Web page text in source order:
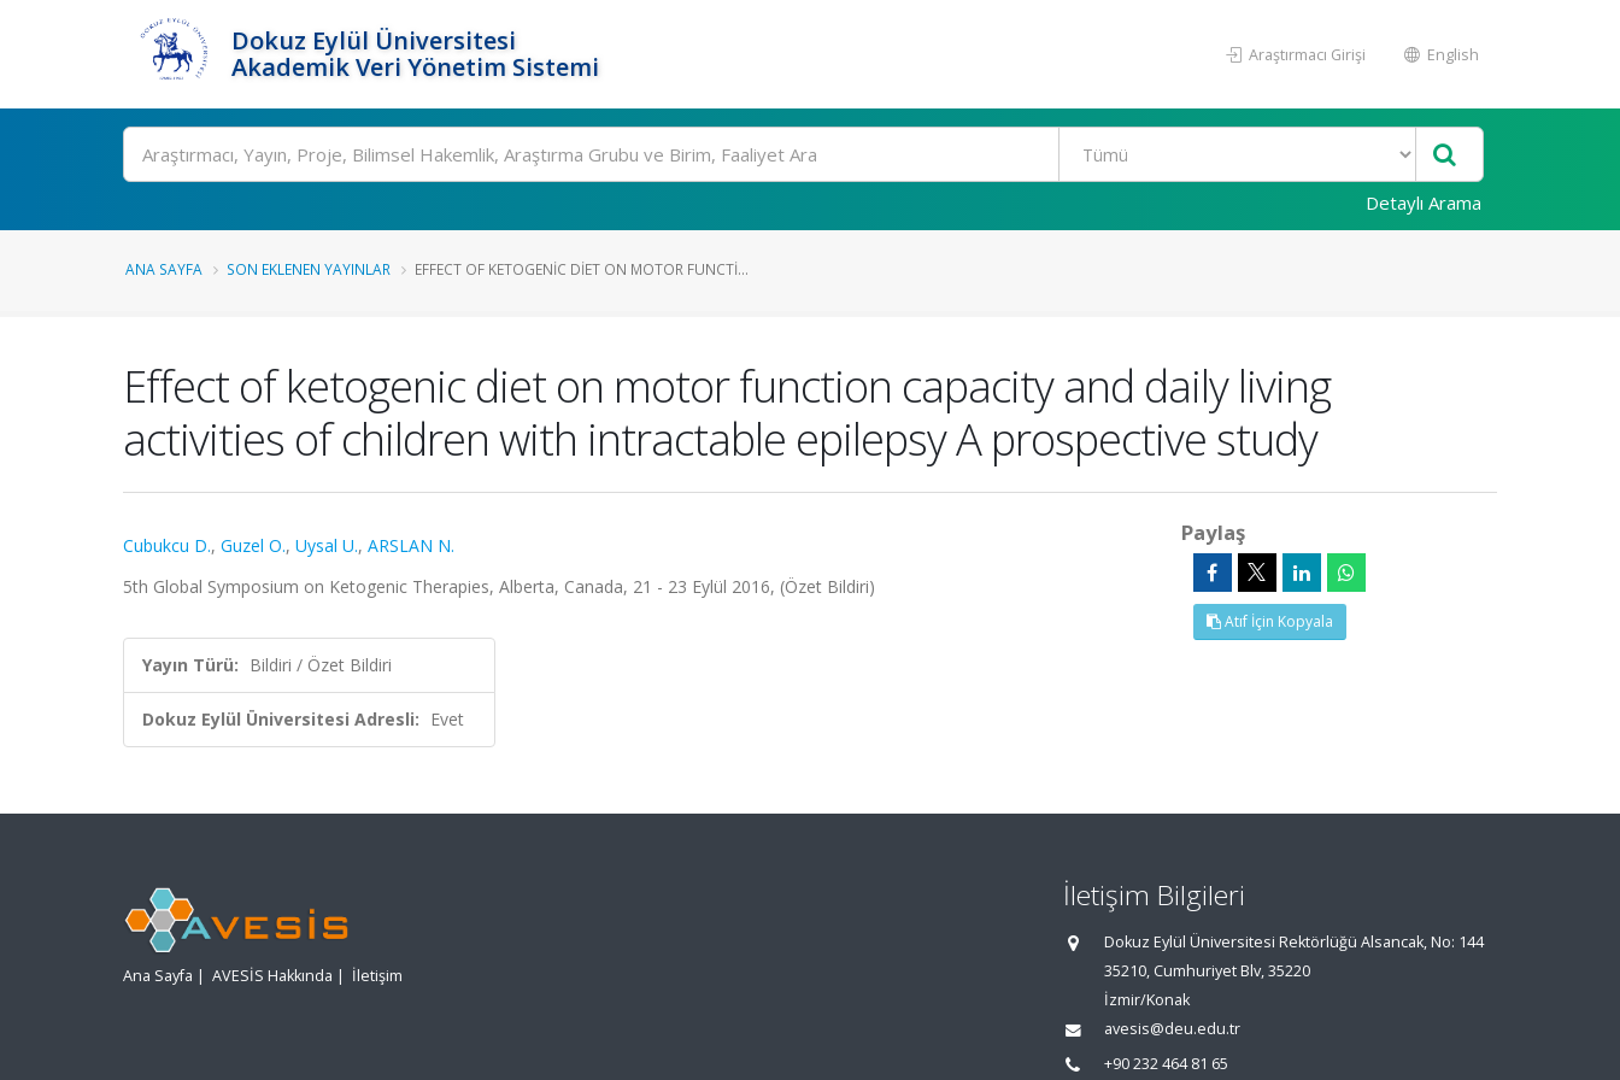
Dokuz Eylül Üniversitesi
Akademik Veri Yönetim Sistemi
Araştırmacı Girişi English
Ara
Detaylı Arama
ANA SAYFA SON EKLENEN YAYINLAR EFFECT OF KETOGENIC DIET ON MOTOR FUNCTI...
Effect of ketogenic diet on motor function capacity and daily living
activities of children with intractable epilepsy A prospective study
Cubukcu D., Guzel O., Uysal U., ARSLAN N.
5th Global Symposium on Ketogenic Therapies, Alberta, Canada, 21 - 23 Eylül 2016, (Özet Bildiri)
Yayın Türü: Bildiri / Özet Bildiri
Dokuz Eylül Üniversitesi Adresli: Evet
Paylaş
Atıf İçin Kopyala
Ana Sayfa | AVESİS Hakkında | İletişim
İletişim Bilgileri
Dokuz Eylül Üniversitesi Rektörlüğü Alsancak, No: 144
35210, Cumhuriyet Blv, 35220
İzmir/Konak
avesis@deu.edu.tr
+90 232 464 81 65